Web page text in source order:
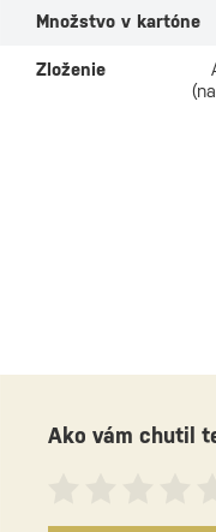
Na sklade
29,10 €
Množstvo v kartóne
Zloženie
Ako vám chutil